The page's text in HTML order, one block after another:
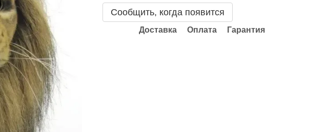
Сообщить, когда появится
Доставка Оплата Гарантия